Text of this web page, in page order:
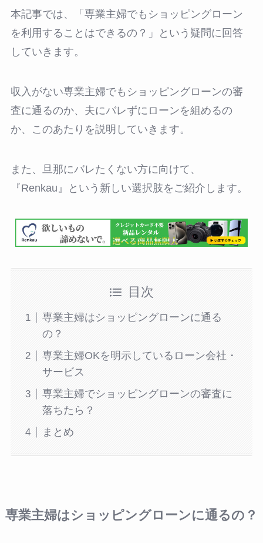
本記事では、「専業主婦でもショッピングローン
を利用することはできるの？」という疑問に回答
していきます。
収入がない専業主婦でもショッピングローンの審
査に通るのか、夫にバレずにローンを組めるの
か、このあたりを説明していきます。
また、旦那にバレたくない方に向けて、
『Renkau』という新しい選択肢をご紹介します。
目次
専業主婦はショッピングローンに通る
の？
専業主婦OKを明示しているローン会社・
サービス
専業主婦でショッピングローンの審査に
落ちたら？
まとめ
専業主婦はショッピングローンに通るの？